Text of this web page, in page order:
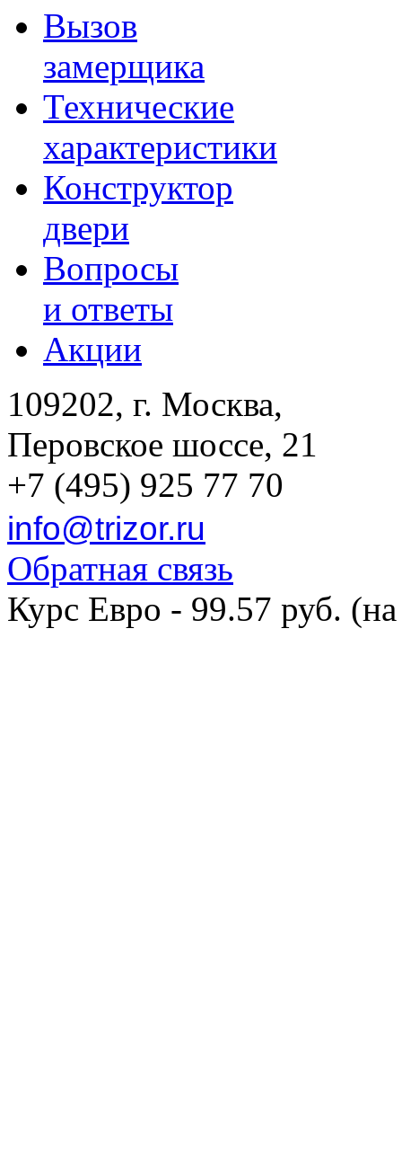
Вызов
замерщика
Технические
характеристики
Конструктор
двери
Вопросы
и ответы
Акции
109202, г. Москва,
Перовское шоссе, 21
+7 (495) 925 77 70
info@trizor.ru
Обратная связь
Курс Евро - 99.57 руб.